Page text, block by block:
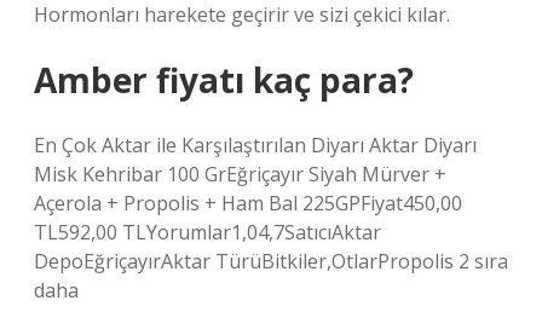
Hormonları harekete geçirir ve sizi çekici kılar.
Amber fiyatı kaç para?
En Çok Aktar ile Karşılaştırılan Diyarı Aktar Diyarı
Misk Kehribar 100 GrEğriçayır Siyah Mürver +
Açerola + Propolis + Ham Bal 225GPFiyat450,00
TL592,00 TLYorumlar1,04,7SatıcıAktar
DepoEğriçayırAktar TürüBitkiler,OtlarPropolis 2 sıra
daha